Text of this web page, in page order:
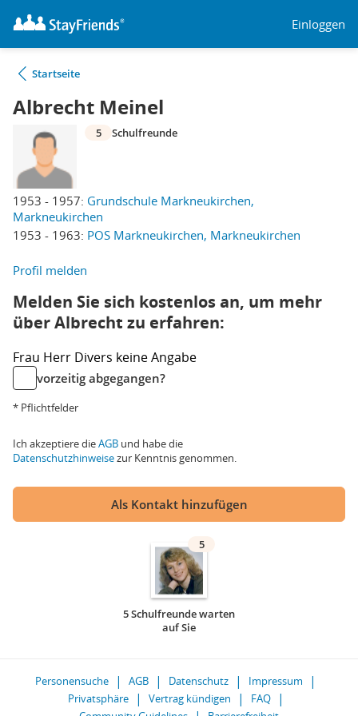
Einloggen
Startseite
Albrecht Meinel
1953 - 1957: Grundschule Markneukirchen,
Markneukirchen
1953 - 1963: POS Markneukirchen, Markneukirchen
5 Schulfreunde
Profil melden
Melden Sie sich kostenlos an, um mehr
über Albrecht zu erfahren:
Frau Herr Divers keine Angabe
vorzeitig abgegangen?
* Pflichtfelder
Ich akzeptiere dieAGB und habe die
Datenschutzhinweisezur Kenntnis genommen.
Als Kontakt hinzufügen
5
5 Schulfreunde warten
auf Sie
Personensuche AGB Datenschutz
Impressum
Privatsphäre
Vertrag kündigen
FAQ